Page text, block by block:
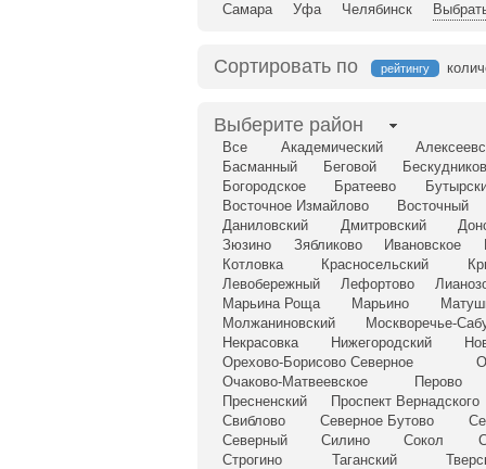
Самара
Уфа Челябинск
Сортировать по рейтингу
Выберите район
Все Академический
Басманный
Беговой
Богородское
Братеево
Восточное Измайлово
Восточный
Даниловский
Дмитровский
Зюзино
Зябликово Ивановское
Котловка
Красносельский
Левобережный
Лефортово
Марьина Роща
Марьино
Молжаниновский
Москворечье-
Некрасовка
Нижегородский
Орехово-Борисово Северное
Очаково-Матвеевское
Перово
Пресненский
Проспект Вернадского
Свиблово
Северное Бутово
Северный
Силино Сокол
Строгино
Таганский